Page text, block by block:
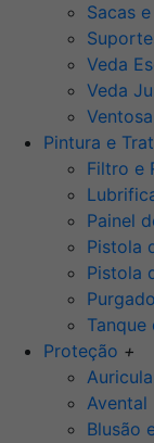
Sacas
Veda
Veda
Ventosa
Pintura e
Filtro e
Painel
Pistola
Pistola
Tanque
Proteção +
Avental
Blusão